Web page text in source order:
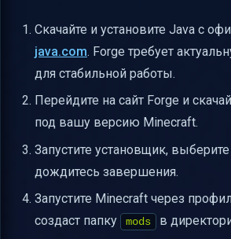
Скачайте и установите Java с
java.com. Forge требует
для стабильной работы.
Перейдите на сайт Forge и
под вашу версию Minecraft.
Запустите установщик,
дождитесь завершения.
Запустите Minecraft через
создаст папку
mods
в